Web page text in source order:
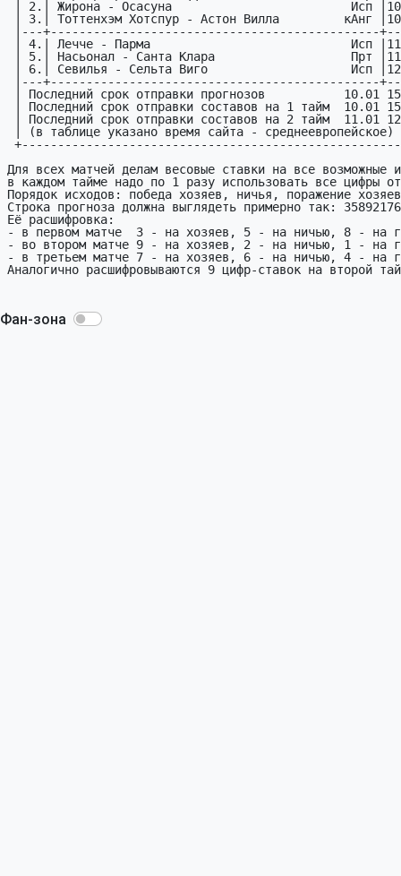
Для всех матчей делам весовые ставки на все возможные
в каждом тайме надо по 1 разу использовать все цифры
Порядок исходов: победа хозяев, ничья, поражение
Строка прогноза должна выглядеть примерно так:
Её расшифровка:
- в первом матче  3 - на хозяев, 5 - на ничью, 8 - на
- во втором матче 9 - на хозяев, 2 - на ничью, 1 - на
- в третьем матче 7 - на хозяев, 6 - на ничью, 4 - на
Аналогично расшифровываются 9 цифр-ставок на второй
Фан-зона